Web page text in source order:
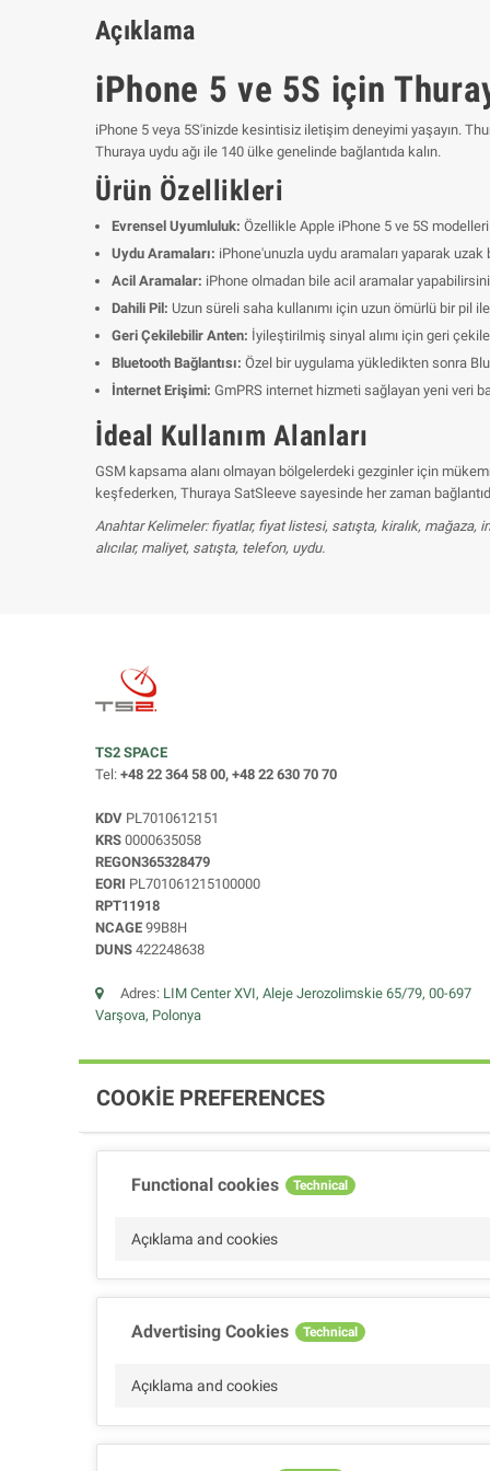
Açıklama
iPhone 5 ve 5S için
iPhone 5 veya 5S'inizde kesintisiz iletişim deneyimi yaşayın.
Thuraya uydu ağı ile 140 ülke genelinde bağlantıda kalın.
Ürün Özellikleri
Evrensel Uyumluluk: Özellikle Apple iPhone 5 ve 5S modelleri
Uydu Aramaları: iPhone'unuzla uydu aramaları yaparak uzak
Acil Aramalar: iPhone olmadan bile acil aramalar
Dahili Pil: Uzun süreli saha kullanımı için uzun ömürlü bir pil ile
Geri Çekilebilir Anten: İyileştirilmiş sinyal alımı için geri
Bluetooth Bağlantısı: Özel bir uygulama yükledikten sonra
İnternet Erişimi: GmPRS internet hizmeti sağlayan yeni veri
İdeal Kullanım Alanları
GSM kapsama alanı olmayan bölgelerdeki gezginler için
keşfederken, Thuraya SatSleeve sayesinde her zaman
Anahtar Kelimeler: fiyatlar, fiyat listesi, satışta, kiralık, mağaza,
alıcılar, maliyet, satışta, telefon, uydu.
TS2 SPACE
Tel: +48 22 364 58 00, +48 22 630 70 70
KDV PL7010612151
KRS 0000635058
REGON365328479
EORI PL701061215100000
RPT11918
NCAGE 99B8H
DUNS 422248638
Adres: LIM Center XVI, Aleje Jerozolimskie 65/79, 00-697
Varşova, Polonya
COOKIE PREFERENCES
Functional cookies Technical
Açıklama and cookies
Advertising Cookies Technical
Açıklama and cookies